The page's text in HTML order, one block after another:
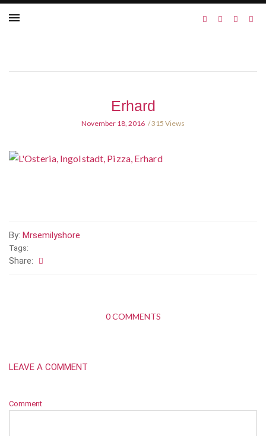
Erhard
November 18, 2016 315 Views
By: Mrsemilyshore
Tags:
Share:
0 COMMENTS
LEAVE A COMMENT
Comment